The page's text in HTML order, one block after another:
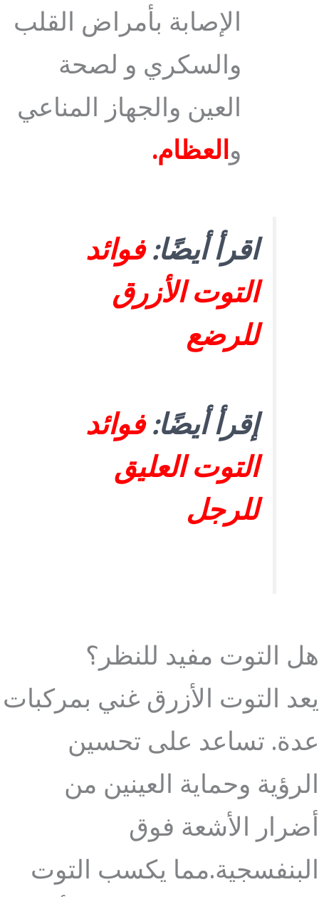
الإصابة بأمراض القلب
والسكري و لصحة
العين والجهاز المناعي
والعظام.
اقرأ أيضًا:فوائد
التوت الأزرق
للرضع
إقرأ أيضًا:فوائد
التوت العليق
للرجل
هل التوت مفيد للنظر؟
يعد التوت الأزرق غني بمركبات
عدة. تساعد على تحسين
الرؤية وحماية العينين من
أضرار الأشعة فوق
البنفسجية.مما يكسب التوت